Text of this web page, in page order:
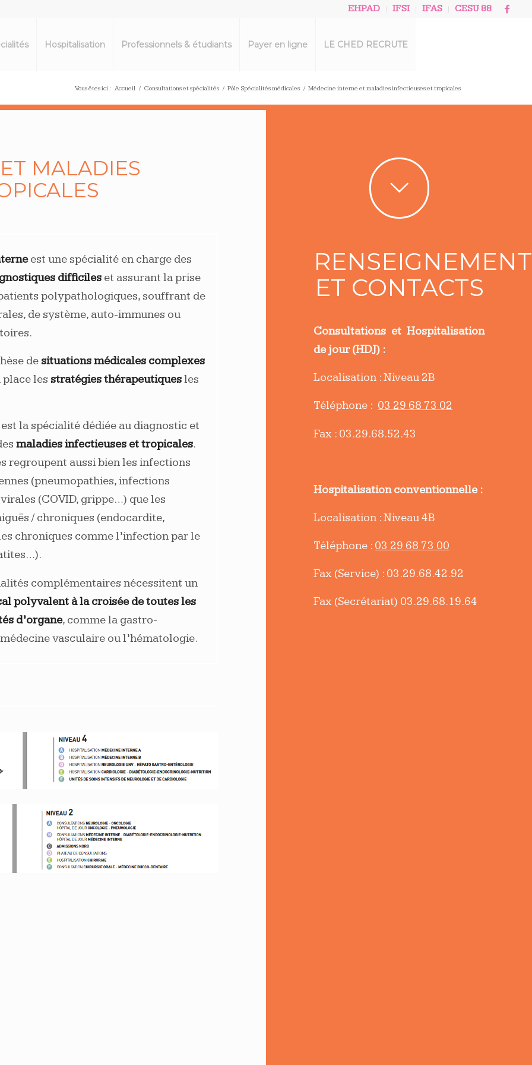
EHPAD IFSI IFAS CESU 88
Hospitalisation Professionnels & étudiants Payer en ligne LE CHED RECRUTE
Vous êtes ici : Accueil / Consultations et spécialités / Pôle Spécialités médicales / Médecine interne et maladies infectieuses et tropicales
MALADIES
est une spécialité en charge des
difficileset assurant la prise
polypathologiques, souffrant de
de système, auto-immunes ou
de situations médicales complexes
les stratégies thérapeutiquesles
la spécialité dédiée au diagnostic et
maladies infectieuses et tropicales.
regroupent aussi bien les infections
(pneumopathies, infections
(COVID, grippe…) que les
/ chroniques (endocardite,
chroniques comme l’infection par le
complémentaires nécessitent un
polyvalent à la croisée de toutes les
d’organe, comme la gastro-
vasculaire ou l’hématologie.
ET CONTACTS
Consultations et Hospitalisation
de jour (HDJ) :
Localisation : Niveau 2B
Téléphone : 03 29 68 73 02
Fax : 03.29.68.52.43
Hospitalisation conventionnelle :
Localisation : Niveau 4B
Téléphone : 03 29 68 73 00
Fax (Service) : 03.29.68.42.92
Fax (Secrétariat) 03.29.68.19.64